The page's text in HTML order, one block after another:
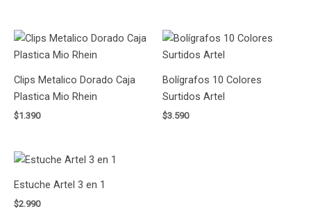
Clips Metalico Dorado Caja
Plastica Mio Rhein
$1.390
Bolígrafos 10 Colores
Surtidos Artel
$3.590
Estuche Artel 3 en 1
$2.990